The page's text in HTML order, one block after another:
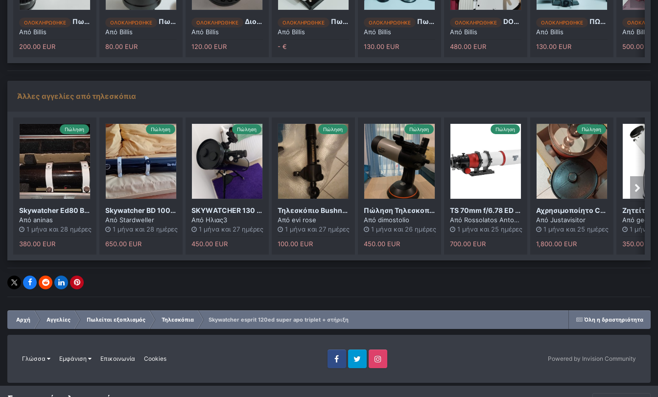
ΟΛΟΚΛΗΡΩΘΗΚΕ Πωλούνται διάφορα
Από Billis
200.00 EUR
ΟΛΟΚΛΗΡΩΘΗΚΕ Πωλείται προσοφθαλμιο
Από Billis
80.00 EUR
ΟΛΟΚΛΗΡΩΘΗΚΕ Διορθωτής κόμης
Από Billis
120.00 EUR
ΟΛΟΚΛΗΡΩΘΗΚΕ Πωλούνται διάφορα
Από Billis
- €
ΟΛΟΚΛΗΡΩΘΗΚΕ Πωλούνται διάφορα
Από Billis
130.00 EUR
ΟΛΟΚΛΗΡΩΘΗΚΕ DOBSONIAN 10
Από Billis
480.00 EUR
ΟΛΟΚΛΗΡΩΘΗΚΕ ΠΩΛΕΙΤΑΙ ΠΡΟΣΟΦΘΑΛΜΙΟ + 2 ΔΩΡΑ
Από Billis
130.00 EUR
Από Billis
500.00 EUR
Άλλες αγγελίες από τηλεσκόπια
Πώληση
Skywatcher Ed80 Black diamond With Reducer,filter wheel and off axis guider.
Από aninas
1 μήνα και 28 ημέρες
380.00 EUR
Πώληση
Skywatcher BD 100 ED με εστιαστή William Optics
Από Stardweller
1 μήνα και 28 ημέρες
650.00 EUR
Πώληση
SΚΥWΑΤCΗΕR 130 AZGTi WIFI
Από Ηλιας3
1 μήνα και 27 ημέρες
450.00 EUR
Πώληση
Τηλεσκόπιο Bushnell
Από evi rose
1 μήνα και 27 ημέρες
100.00 EUR
Πώληση
Πώληση Τηλεσκοπίου NexStar 4 SE CELESTRON
Από dimostolio
1 μήνα και 26 ημέρες
450.00 EUR
Πώληση
TS 70mm f/6.78 ED 4-ELEMENT FLATFIELD REFRACTOR TELESCOPE (Καινούργιο)
Από Rossolatos Antonios
1 μήνα και 25 ημέρες
700.00 EUR
Πώληση
Αχρησιμοποίητο Celestron Orange C8
Από Justavisitor
1 μήνα και 25 ημέρες
1,800.00 EUR
Από
1 μήνα
350.00 EUR
Όλη η δραστηριότητα
Αρχή Αγγελίες Πωλείται εξοπλισμός Τηλεσκόπια Skywatcher esprit 120ed super apo triplet + στήριξη
Γλώσσα Εμφάνιση Επικοινωνία Cookies
FacebookTwitter Instagram
Powered by Invision Community